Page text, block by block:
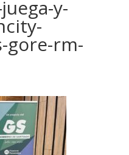
y-
gore-rm-